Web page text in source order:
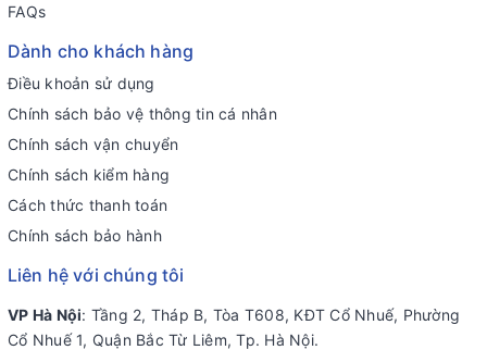
FAQs
Dành cho khách hàng
Điều khoản sử dụng
Chính sách bảo vệ thông tin cá nhân
Chính sách vận chuyển
Chính sách kiểm hàng
Cách thức thanh toán
Chính sách bảo hành
Liên hệ với chúng tôi
VP Hà Nội: Tầng 2, Tháp B, Tòa T608, KĐT Cổ Nhuế, Phường
Cổ Nhuế 1, Quận Bắc Từ Liêm, Tp. Hà Nội.